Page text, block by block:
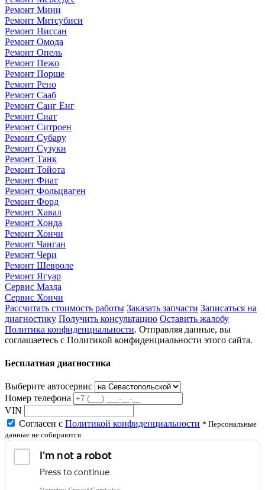
Ремонт Мини
Ремонт Митсубиси
Ремонт Ниссан
Ремонт Омода
Ремонт Опель
Ремонт Пежо
Ремонт Порше
Ремонт Рено
Ремонт Сааб
Ремонт Санг Енг
Ремонт Сиат
Ремонт Ситроен
Ремонт Субару
Ремонт Сузуки
Ремонт Танк
Ремонт Тойота
Ремонт Фиат
Ремонт Фольцваген
Ремонт Форд
Ремонт Хавал
Ремонт Хонда
Ремонт Хончи
Ремонт Чанган
Ремонт Чери
Ремонт Шевроле
Ремонт Ягуар
Сервис Мазда
Сервис Хончи
Рассчитать стоимость работы Заказать запчасти Записаться на
диагностику Получить консультацию Оставить жалобу
Политика конфиденциальности. Отправляя данные, вы
соглашаетесь с Политикой конфиденциальности этого сайта.
Бесплатная диагностика
Выберите автосервис
Номер телефона
VIN
Согласен с Политикой конфиденциальности * Персональные
данные не собираются